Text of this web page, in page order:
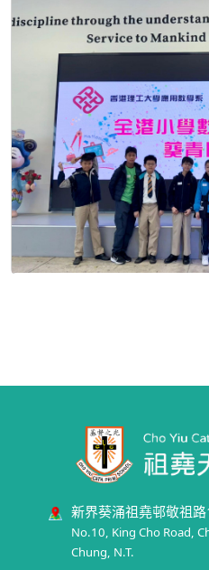
新界葵涌祖堯邨敬祖
No.10, King Cho Road,
Chung, N.T.